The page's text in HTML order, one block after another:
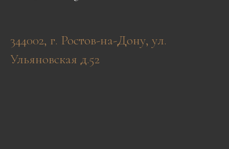
344002, г. Ростов-на-Дону, ул.
Ульяновская д.52